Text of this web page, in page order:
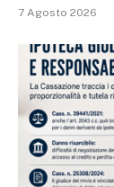
7 Agosto 2026